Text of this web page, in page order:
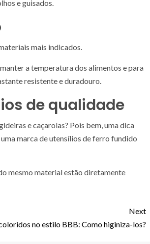
e guisados.
mais indicados.
a temperatura dos alimentos e para
resistente e duradouro.
de qualidade
e caçarolas? Pois bem, uma dica
marca de utensílios de ferro fundido
mesmo material estão diretamente
Next
no estilo BBB: Como higiniza-los?